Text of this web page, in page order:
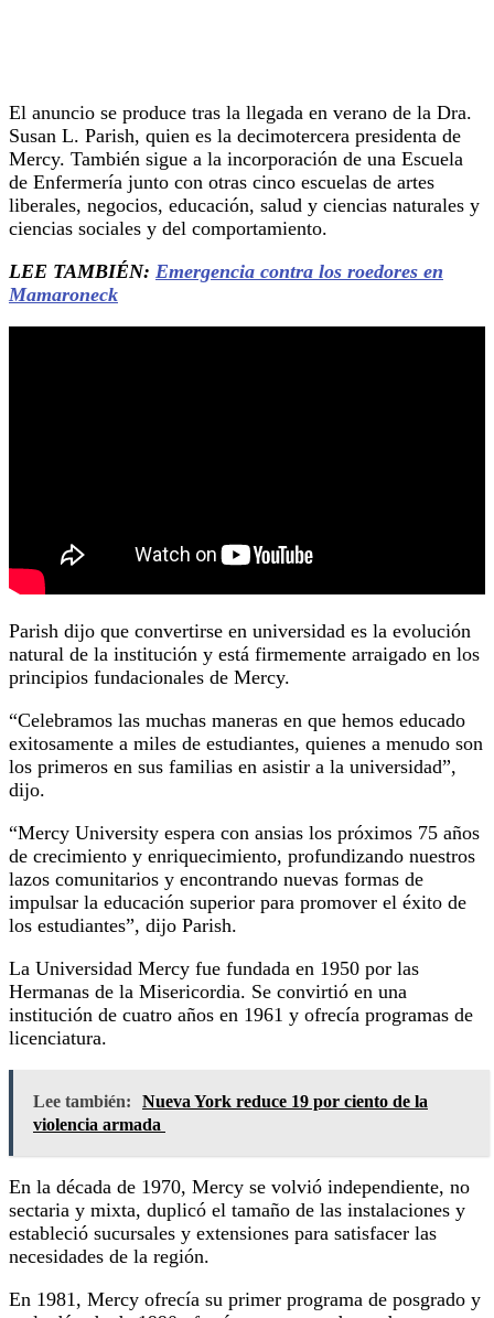
El anuncio se produce tras la llegada en verano de la Dra.
Susan L. Parish, quien es la decimotercera presidenta de
Mercy. También sigue a la incorporación de una Escuela
de Enfermería junto con otras cinco escuelas de artes
liberales, negocios, educación, salud y ciencias naturales y
ciencias sociales y del comportamiento.
LEE TAMBIÉN: Emergencia contra los roedores en
Mamaroneck
Parish dijo que convertirse en universidad es la evolución
natural de la institución y está firmemente arraigado en los
principios fundacionales de Mercy.
“Celebramos las muchas maneras en que hemos educado
exitosamente a miles de estudiantes, quienes a menudo son
los primeros en sus familias en asistir a la universidad”,
dijo.
“Mercy University espera con ansias los próximos 75 años
de crecimiento y enriquecimiento, profundizando nuestros
lazos comunitarios y encontrando nuevas formas de
impulsar la educación superior para promover el éxito de
los estudiantes”, dijo Parish.
La Universidad Mercy fue fundada en 1950 por las
Hermanas de la Misericordia. Se convirtió en una
institución de cuatro años en 1961 y ofrecía programas de
licenciatura.
Lee también:
Nueva York reduce 19 por ciento de la
violencia armada
En la década de 1970, Mercy se volvió independiente, no
sectaria y mixta, duplicó el tamaño de las instalaciones y
estableció sucursales y extensiones para satisfacer las
necesidades de la región.
En 1981, Mercy ofrecía su primer programa de posgrado y